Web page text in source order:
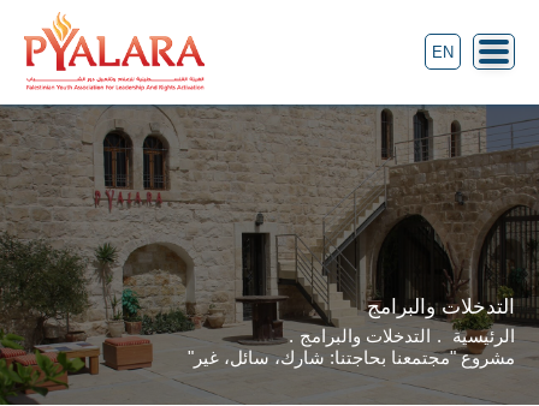
EN
التدخلات والبرامج
الرئيسية
التدخلات والبرامج
مشروع "مجتمعنا بحاجتنا: شارك، سائل، غير"